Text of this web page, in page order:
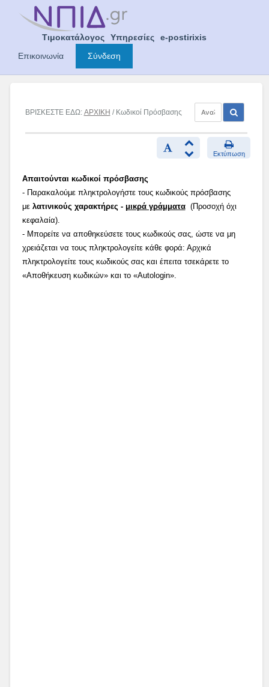
Τιμοκατάλογος Υπηρεσίες
e-postirixis
Επικοινωνία
Σύνδεση
ΒΡΙΣΚΕΣΤΕ ΕΔΩ: ΑΡΧΙΚΗ / Κωδικοί Πρόσβασης
Εκτύπωση
Απαιτούνται κωδικοί πρόσβασης
- Παρακαλούμε πληκτρολογήστε τους κωδικούς πρόσβασης
με λατινικούς χαρακτήρες - μικρά γράμματα(Προσοχή όχι
κεφαλαία).
- Μπορείτε να αποθηκεύσετε τους κωδικούς σας, ώστε να μη
χρειάζεται να τους πληκτρολογείτε κάθε φορά: Αρχικά
πληκτρολογείτε τους κωδικούς σας και έπειτα τσεκάρετε το
«Αποθήκευση κωδικών» και το «Autologin».